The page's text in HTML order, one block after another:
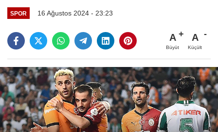
SPOR 16 Ağustos 2024 - 23:23
A
Büyüt
A
Küçült